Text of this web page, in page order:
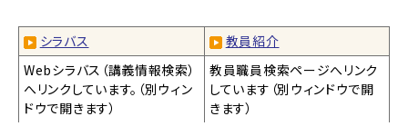
シラバス
教員紹介
Webシラバス（講義情報検索）
へリンクしています。（別ウィン
ドウで開きます）
教員職員検索ページへリンク
しています（別ウィンドウで開
きます）